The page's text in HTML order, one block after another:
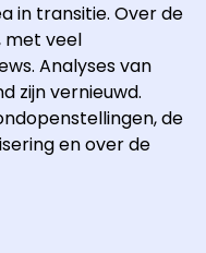
in transitie. Over de
met veel
Analyses van
zijn vernieuwd.
de
en over de